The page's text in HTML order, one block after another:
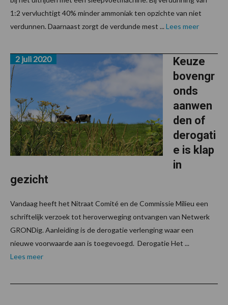
1:2 vervluchtigt 40% minder ammoniak ten opzichte van niet
verdunnen. Daarnaast zorgt de verdunde mest ... Lees meer
Keuze
bovengr
onds
aanwen
den of
derogati
e is klap
in
gezicht
2 juli 2020
Vandaag heeft het Nitraat Comité en de Commissie Milieu een
schriftelijk verzoek tot heroverweging ontvangen van Netwerk
GRONDig. Aanleiding is de derogatie verlenging waar een
nieuwe voorwaarde aan is toegevoegd. Derogatie Het ...
Lees meer